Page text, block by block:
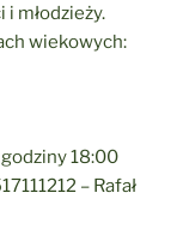
młodzieży.
wiekowych:
18:00
– Rafał